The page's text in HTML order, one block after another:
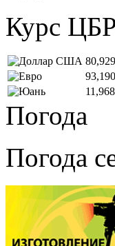
Курс
Погода
Погода